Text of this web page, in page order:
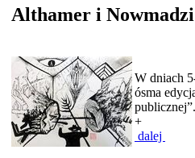
Althamer i
W dniach
ósma
+
dalej